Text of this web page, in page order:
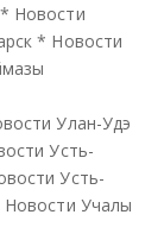
* Новости
* Новости
Улан-Удэ
Усть-
Усть-
Новости Учалы